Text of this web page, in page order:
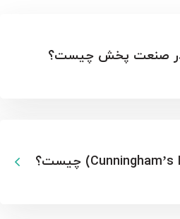
در صنعت پخش چیست؟